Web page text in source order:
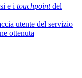
e i touchpointdel
utente del servizio
ottenuta